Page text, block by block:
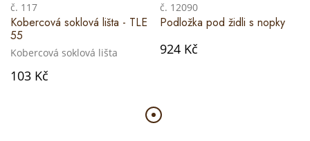
č. 117
Kobercová soklová lišta - TLE
55
Kobercová soklová lišta
103 Kč
č. 12090
Podložka pod židli s nopky
924 Kč